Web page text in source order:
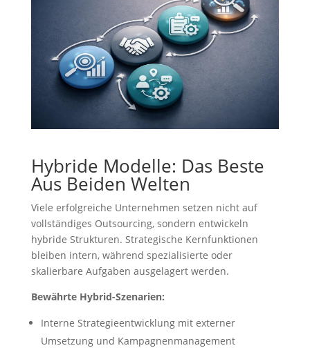
Hybride Modelle: Das Beste
Aus Beiden Welten
Viele erfolgreiche Unternehmen setzen nicht auf
vollständiges Outsourcing, sondern entwickeln
hybride Strukturen. Strategische Kernfunktionen
bleiben intern, während spezialisierte oder
skalierbare Aufgaben ausgelagert werden.
Bewährte Hybrid-Szenarien:
Interne Strategieentwicklung mit externer
Umsetzung und Kampagnenmanagement